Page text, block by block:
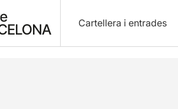
Cartellera i entrades
Fitxa artística